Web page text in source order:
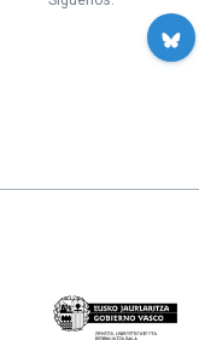
Eusko